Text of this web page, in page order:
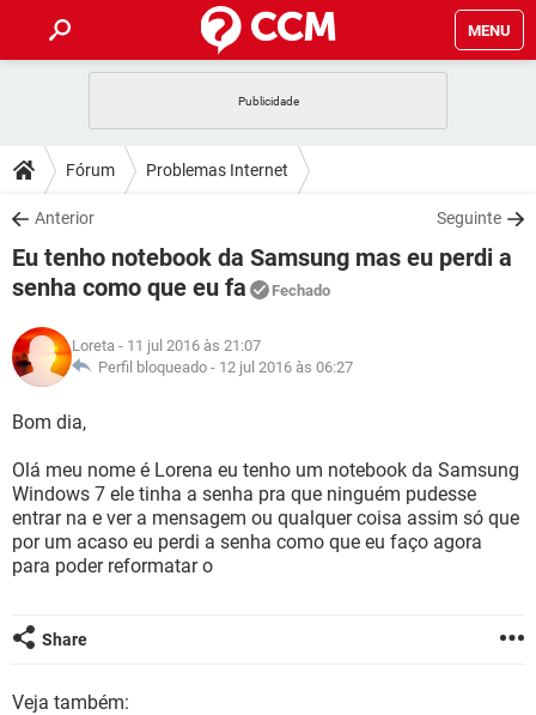
MENU
CELULAR FACEBOOK
OUTLOOK
INSTAGRAM GMAIL
GUIA DE COMPRAS
DICAS
JOGOS WHATSAPP
OUTLOOK
GUIA DE COMPRAS
DOWNLOADS
JOGOS WHATSAPP
CELULAR FACEBOOK
OUTLOOK
INSTAGRAM
GUIA DE COMPRAS
FÓRUM
CELULAR FACEBOOK
GUIA DE COMPRAS
GLOSSÁRIO
JOGOS
CELULAR
OUTLOOK EXCEL
INSTAGRAM GMAIL
GUIA DE COMPRAS
Fórum Problemas Internet
Anterior Seguinte
Eu tenho notebook da Samsung mas eu perdi a
senha como que eu fa
Fechado
Loreta - 11 jul 2016 às 21:07
Perfil bloqueado - 12 jul 2016 às 06:27
Bom dia,
Olá meu nome é Lorena eu tenho um notebook da Samsung
Windows 7 ele tinha a senha pra que ninguém pudesse
entrar na e ver a mensagem ou qualquer coisa assim só que
por um acaso eu perdi a senha como que eu faço agora
para poder reformatar o
Share
Veja também: